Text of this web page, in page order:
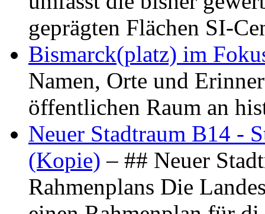
geprägten Flächen SI-
Bismarck(platz) im
Namen, Orte und
öffentlichen Raum an
Neuer Stadtraum B14 -
(Kopie) – ## Neuer
Rahmenplans Die